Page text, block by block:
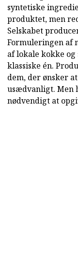
syntetiske
produktet, men
Selskabet
Formuleringen af
af lokale kokke
klassiske én.
dem, der ønsker
usædvanligt. Men
nødvendigt at